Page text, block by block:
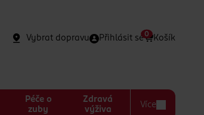
Vybrat dopravu Přihlásit se Košík
0
Péče o
zuby
Zdravá
výživa
Více